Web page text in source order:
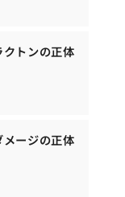
トンの正体
ージの正体